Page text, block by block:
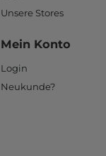
Unsere Stores
Mein Konto
Login
Neukunde?